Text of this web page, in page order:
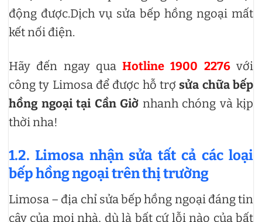
động được.Dịch vụ sửa bếp hồng ngoại mất
kết nối điện.
Hãy đến ngay quaHotline 1900 2276với
công ty Limosa để được hỗ trợsửa chữa bếp
hồng ngoại tại Cần Giờ nhanh chóng và kịp
thời nha!
1.2. Limosa nhận sửa tất cả các loại
bếp hồng ngoại trên thị trường
Limosa – địa chỉ sửa bếp hồng ngoại đáng tin
cậy của mọi nhà, dù là bất cứ lỗi nào của bất